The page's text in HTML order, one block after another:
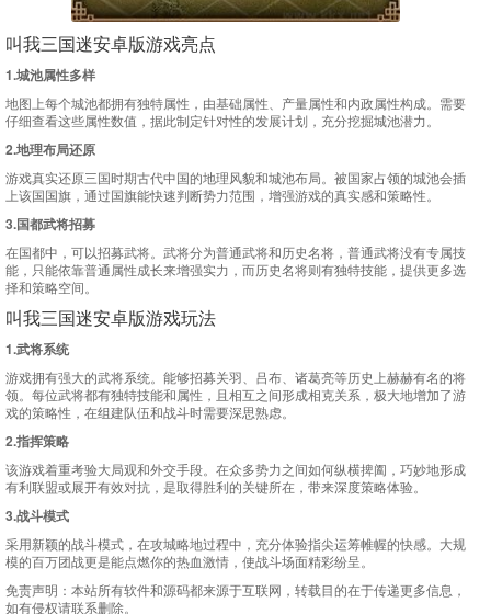
叫我三国迷安卓版游戏亮点
1.城池属性多样
地图上每个城池都拥有独特属性，由基础属性、产量属性和内政属性构成。需要
仔细查看这些属性数值，据此制定针对性的发展计划，充分挖掘城池潜力。
2.地理布局还原
游戏真实还原三国时期古代中国的地理风貌和城池布局。被国家占领的城池会插
上该国国旗，通过国旗能快速判断势力范围，增强游戏的真实感和策略性。
3.国都武将招募
在国都中，可以招募武将。武将分为普通武将和历史名将，普通武将没有专属技
能，只能依靠普通属性成长来增强实力，而历史名将则有独特技能，提供更多选
择和策略空间。
叫我三国迷安卓版游戏玩法
1.武将系统
游戏拥有强大的武将系统。能够招募关羽、吕布、诸葛亮等历史上赫赫有名的将
领。每位武将都有独特技能和属性，且相互之间形成相克关系，极大地增加了游
戏的策略性，在组建队伍和战斗时需要深思熟虑。
2.指挥策略
该游戏着重考验大局观和外交手段。在众多势力之间如何纵横捭阖，巧妙地形成
有利联盟或展开有效对抗，是取得胜利的关键所在，带来深度策略体验。
3.战斗模式
采用新颖的战斗模式，在攻城略地过程中，充分体验指尖运筹帷幄的快感。大规
模的百万团战更是能点燃你的热血激情，使战斗场面精彩纷呈。
免责声明： 本站所有软件和源码都来源于互联网，转载目的在于传递更多信息，
如有侵权请联系删除。